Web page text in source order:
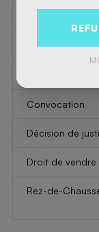
Permis
Convocation
Décision de
Droit de vendre
Rez-de-